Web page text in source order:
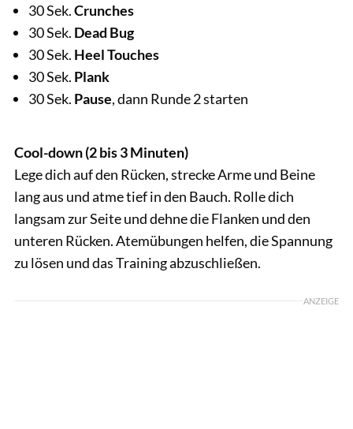
30 Sek.Crunches
30 Sek. Dead Bug
30 Sek. Heel Touches
30 Sek. Plank
30 Sek. Pause, dann Runde 2 starten
Cool-down (2 bis 3 Minuten)
Lege dich auf den Rücken, strecke Arme und Beine
lang aus und atme tief in den Bauch. Rolle dich
langsam zur Seite und dehne die Flanken und den
unteren Rücken. Atemübungen helfen, die Spannung
zu lösen und das Training abzuschließen.
ANZEIGE